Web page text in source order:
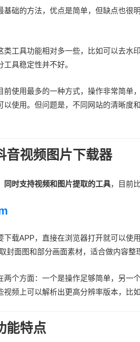
础的方法，优点是简单，但缺点也很
工具功能相对多一些，比如可以去水
具稳定性并不好。
使用最多的一种方式，操作非常简单
使用。但问题是，不同网站的清晰度
音视频图片下载器
同时支持视频和图片提取的工具，目前
载APP，直接在浏览器打开就可以使
封面图和部分画面素材，适合做内容整
个方面：一个是操作足够简单，另一
频上可以解析出更高分辨率版本，比
能特点